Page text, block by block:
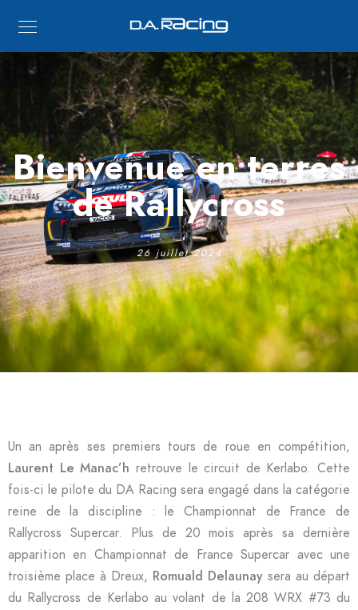
Bienvenue en terres
de Rallycross
26 juillet 2024
Un an après ses premiers tours de roue en compétition,
Laurent Le Manac’h retrouve le circuit de Kerlabo. Cette
fois-ci le pilote du DA Racing sera engagé dans la catégorie
reine de la discipline : le Championnat de France de
Rallycross Supercar. Plus de 20 mois après sa dernière
apparition en Championnat de France Supercar avec une
troisième place à Dreux, Romuald Delaunay sera au départ
du Rallycross de Kerlabo au volant de la 208 WRX #73 du